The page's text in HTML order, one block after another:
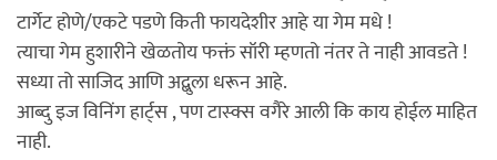
टार्गेट होणे/एकटे पडणे किती फायदेशीर आहे या गेम मधे !
त्याचा गेम हुशारीने खेळतोय फक्तं सॉरी म्हणतो नंतर ते नाही आवडते !
सध्या तो साजिद आणि अद्बुला धरून आहे.
आब्दु इज विनिंग हार्ट्स , पण टास्क्स वगैरे आली कि काय होईल माहित
नाही.